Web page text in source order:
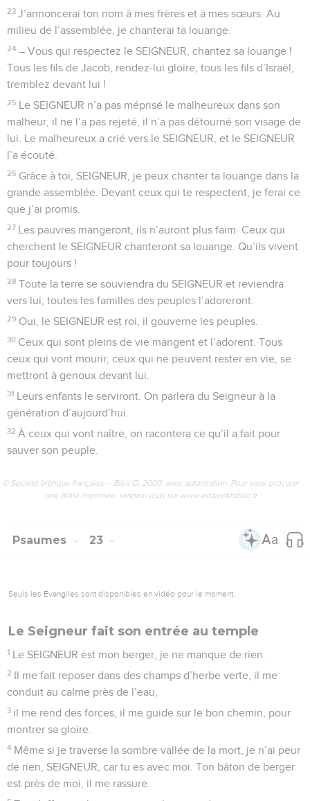
4 Pourtant, toi, le Dieu saint, tu es assis sur ton siège royal, et
tu reçois sans cesse les louanges d’Israël !
5 Nos ancêtres ont mis leur confiance en toi, en toi, ils ont
mis leur confiance, et tu les as délivrés.
6 Vers toi, ils ont crié, et tu les as libérés. En toi, ils ont mis
leur confiance, et ils ne l’ont pas regretté.
7 Mais moi, je suis comme un ver de terre, je ne suis plus un
homme. Les gens m’insultent et me méprisent.
8
grimaces, ils secouent la tête en disant :
9
« Il a fait confiance au SEIGNEUR. Eh bien, si le SEIGNEUR
l’aime, il n’a qu’à le délivrer et le sauver ! »
Oui, tu m’as fait sortir du ventre de ma mère, tu m’as mis
personne pour m’aider.
Beaucoup d’ennemis m’entourent, ils sont autour de moi
comme des taureaux, comme les puissants taureaux du
Ils sont comme des lions, ils ouvrent leur gueule contre
moi pour rugir et déchirer.
Ma force s’en va comme l’eau qui coule, tous mes os se
détachent. Mon cœur est comme la cire, il fond dans ma
Ma gorge est sèche comme un morceau de terre cuite, et
Un groupe de bandits m’entourent, ils sont autour de moi
Je suis très maigre : on peut compter tous mes os. Mes
Entre eux, ils partagent mes habits. Ils tirent au sort pour
savoir qui aura mes vêtements.
20
Mais toi, SEIGNEUR, ne reste pas loin de moi ! Toi qui es
ma force, vite, au secours !
21
Protège-moi d’une mort violente, arrache-moi aux griffes
des chiens !
22
Sauve-moi de la gueule des lions et de la corne des
buffles ! Tu m’as répondu !
23
J’annoncerai ton nom à mes frères et à mes sœurs. Au
milieu de l’assemblée, je chanterai ta louange.